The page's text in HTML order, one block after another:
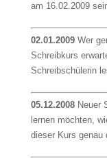
am 16.02.2009
02.01.2009Wer
Schreibkurs
Schreibschülerin
05.12.2008Neuer
lernen möchten,
dieser Kurs genau